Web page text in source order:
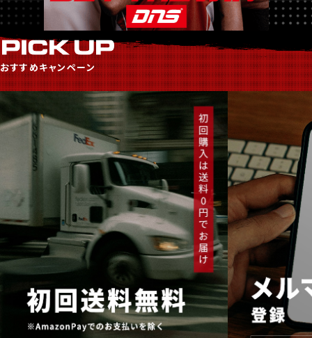
おすすめキャンペーン